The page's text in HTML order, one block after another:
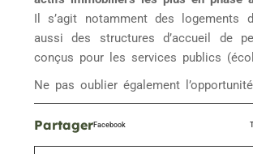
Il s’agit notamment des logements
aussi des structures d’accueil de
conçus pour les services publics
Ne pas oublier également
PartagerFacebook